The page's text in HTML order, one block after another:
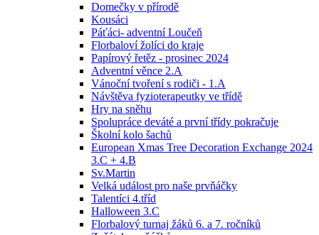
Domečky v přírodě
Kousáci
Páťáci- adventní Loučeň
Florbaloví žolíci do kraje
Papírový řetěz - prosinec 2024
Adventní věnce 2.A
Vánoční tvoření s rodiči - 1.A
Návštěva fyzioterapeutky ve třídě
Hry na sněhu
Spolupráce deváté a první třídy pokračuje
Školní kolo šachů
European Xmas Tree Decoration Exchange 2024
3.C + 4.B
Sv.Martin
Velká událost pro naše prvňáčky
Talentíci 4.tříd
Halloween 3.C
Florbalový turnaj žáků 6. a 7. ročníků